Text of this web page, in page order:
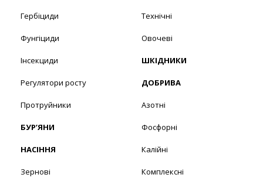
Гербіциди
Фунгіциди
Інсекциди
Регулятори росту
Протруйники
БУР’ЯНИ
НАСІННЯ
Зернові
Технічні
Овочеві
ШКІДНИКИ
ДОБРИВА
Азотні
Фосфорні
Калійні
Комплексні